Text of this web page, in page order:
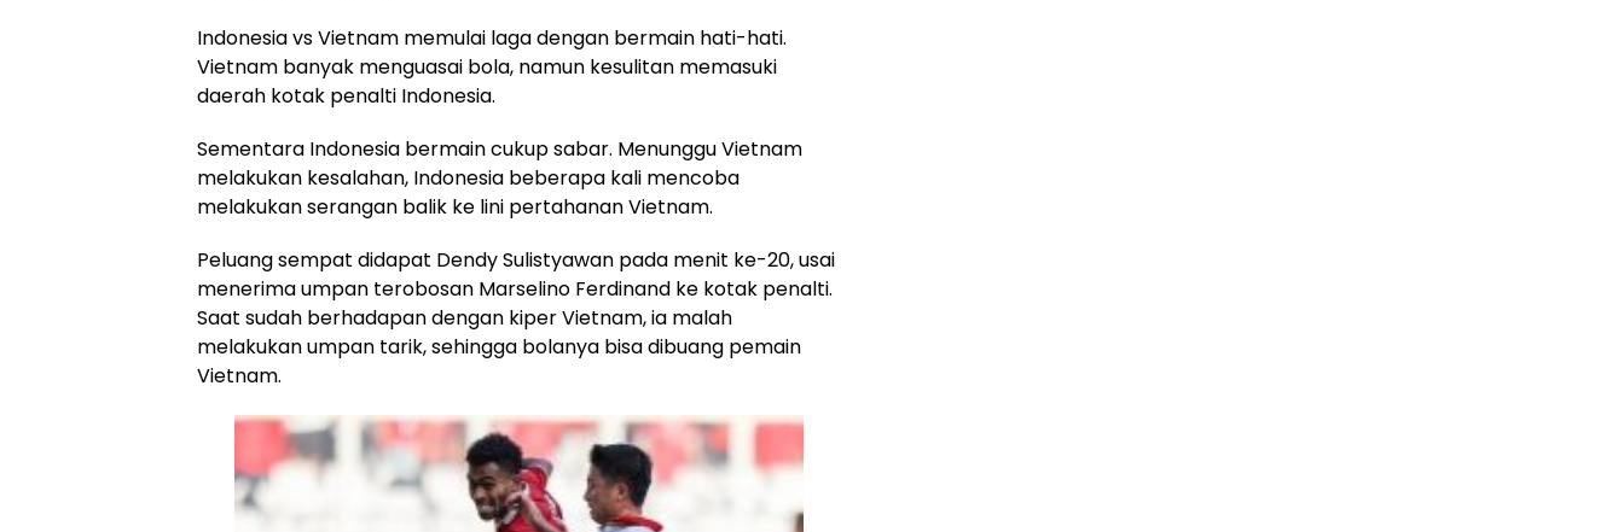
Indonesia vs Vietnam memulai laga dengan bermain hati-hati.
Vietnam banyak menguasai bola, namun kesulitan memasuki
daerah kotak penalti Indonesia.
Sementara Indonesia bermain cukup sabar. Menunggu Vietnam
melakukan kesalahan, Indonesia beberapa kali mencoba
melakukan serangan balik ke lini pertahanan Vietnam.
Peluang sempat didapat Dendy Sulistyawan pada menit ke-20, usai
menerima umpan terobosan Marselino Ferdinand ke kotak penalti.
Saat sudah berhadapan dengan kiper Vietnam, ia malah
melakukan umpan tarik, sehingga bolanya bisa dibuang pemain
Vietnam.